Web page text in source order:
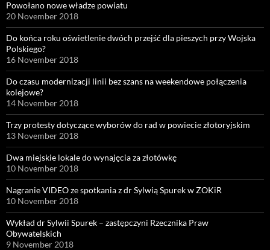
Powołano nowe władze powiatu
20 November 2018
Do końca roku oświetlenie dwóch przejść dla pieszych przy Wojska
Polskiego?
16 November 2018
Do czasu modernizacji linii bez szans na weekendowe połączenia
kolejowe?
14 November 2018
Trzy protesty dotyczące wyborów do rad w powiecie złotoryjskim
13 November 2018
Dwa miejskie lokale do wynajęcia za złotówkę
10 November 2018
Nagranie VIDEO ze spotkania z dr Sylwią Spurek w ZOKiR
10 November 2018
Wykład dr Sylwii Spurek – zastępczyni Rzecznika Praw
Obywatelskich
9 November 2018